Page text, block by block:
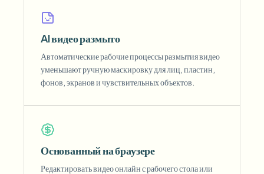
AI видео размыто
Автоматические рабочие процессы размытия видео
уменьшают ручную маскировку для лиц, пластин,
фонов, экранов и чувствительных объектов.
Основанный на браузере
Редактировать видео онлайн с рабочего стола или